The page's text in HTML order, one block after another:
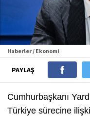
Haberler / Ekonomi
PAYLAŞ
Cumhurbaşkanı
Türkiye sürecine